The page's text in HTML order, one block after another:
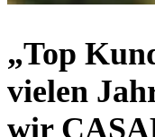
„Top
vielen
wir